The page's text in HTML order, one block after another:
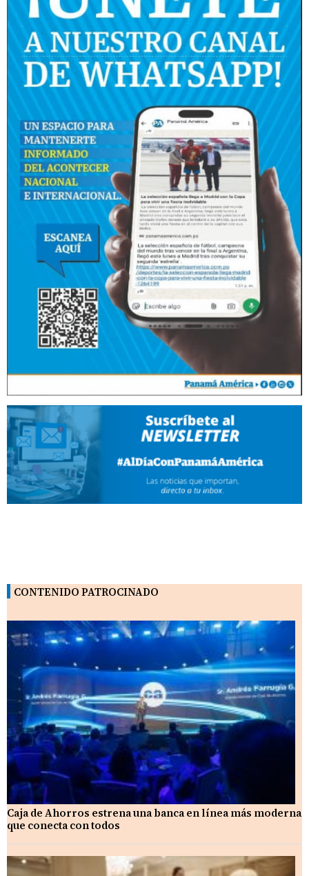
CONTENIDO PATROCINADO
Caja de Ahorros estrena una banca en línea más moderna
que conecta con todos